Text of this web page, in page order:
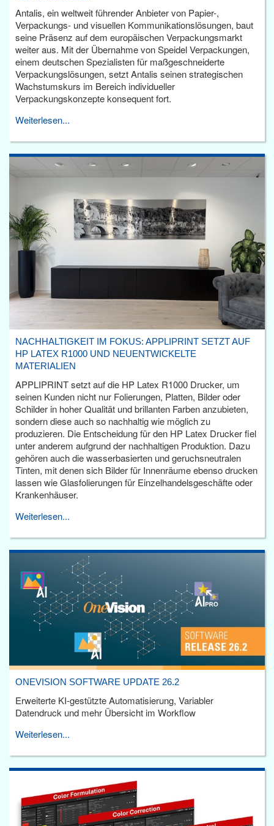
Antalis, ein weltweit führender Anbieter von Papier-,
Verpackungs- und visuellen Kommunikationslösungen, baut
seine Präsenz auf dem europäischen Verpackungsmarkt
weiter aus. Mit der Übernahme von Speidel Verpackungen,
einem deutschen Spezialisten für maßgeschneiderte
Verpackungslösungen, setzt Antalis seinen strategischen
Wachstumskurs im Bereich individueller
Verpackungskonzepte konsequent fort.
Weiterlesen...
NACHHALTIGKEIT IM FOKUS: APPLIPRINT SETZT AUF
HP LATEX R1000 UND NEUENTWICKELTE
MATERIALIEN
APPLIPRINT setzt auf die HP Latex R1000 Drucker, um
seinen Kunden nicht nur Folierungen, Platten, Bilder oder
Schilder in hoher Qualität und brillanten Farben anzubieten,
sondern diese auch so nachhaltig wie möglich zu
produzieren. Die Entscheidung für den HP Latex Drucker fiel
unter anderem aufgrund der nachhaltigen Produktion. Dazu
gehören auch die wasserbasierten und geruchsneutralen
Tinten, mit denen sich Bilder für Innenräume ebenso drucken
lassen wie Glasfolierungen für Einzelhandelsgeschäfte oder
Krankenhäuser.
Weiterlesen...
ONEVISION SOFTWARE UPDATE 26.2
Erweiterte KI-gestützte Automatisierung, Variabler
Datendruck und mehr Übersicht im Workflow
Weiterlesen...